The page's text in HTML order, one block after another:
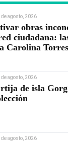
de agosto, 2026
obras
ciudadana:
Carolina
de agosto, 2026
de isla
de agosto, 2026